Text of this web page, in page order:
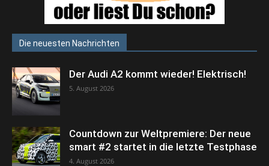
Die neuesten Nachrichten
Der Audi A2 kommt wieder! Elektrisch!
5. August 2026
Countdown zur Weltpremiere: Der neue
smart #2 startet in die letzte Testphase
4. August 2026